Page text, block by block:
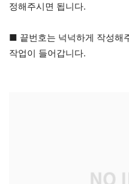
정해주시면 됩니다.
■ 끝번호는 넉넉하게 작성해
작업이 들어갑니다.